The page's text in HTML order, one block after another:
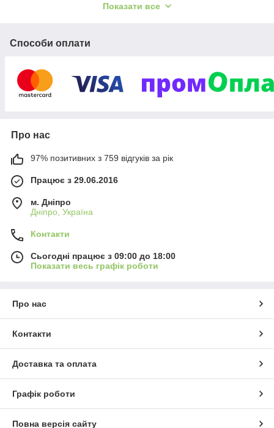
Переваги роботи з НАМИ:
100% позитивні
клієнтів
Показати все
Способи оплати
Про нас
97% позитивних з 759 відгуків за рік
Працює з 29.06.2016
м. Дніпро
Дніпро, Україна
Контакти
Сьогодні працює з 09:00 до 18:00
Показати весь графік роботи
Про нас
Контакти
Доставка та оплата
Графік роботи
Повна версія сайту